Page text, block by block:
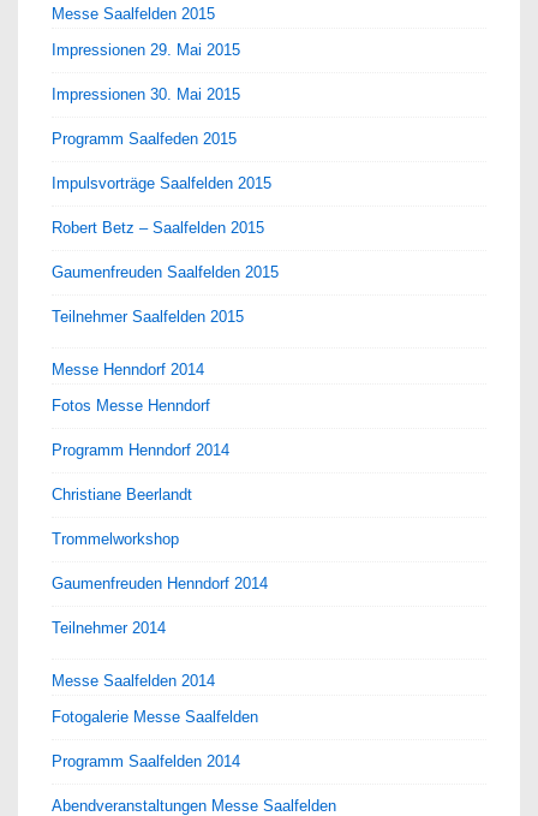
Messe Saalfelden 2015
Impressionen 29. Mai 2015
Impressionen 30. Mai 2015
Programm Saalfeden 2015
Impulsvorträge Saalfelden 2015
Robert Betz – Saalfelden 2015
Gaumenfreuden Saalfelden 2015
Teilnehmer Saalfelden 2015
Messe Henndorf 2014
Fotos Messe Henndorf
Programm Henndorf 2014
Christiane Beerlandt
Trommelworkshop
Gaumenfreuden Henndorf 2014
Teilnehmer 2014
Messe Saalfelden 2014
Fotogalerie Messe Saalfelden
Programm Saalfelden 2014
Abendveranstaltungen Messe Saalfelden